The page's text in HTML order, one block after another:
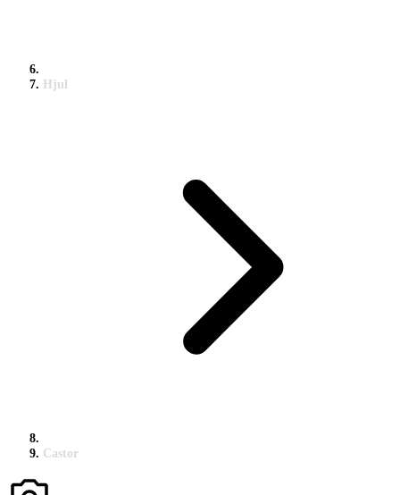
Hjul
Castor